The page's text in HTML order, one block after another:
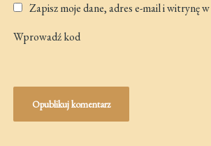
Zapisz moje dane, adres e-mail i witrynę
Wprowadź kod